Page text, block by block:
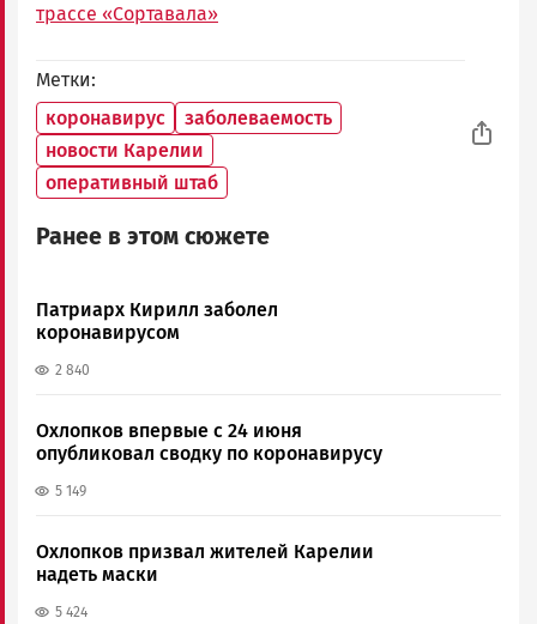
трассе «Сортавала»
Метки
коронавирус
заболеваемость
новости Карелии
оперативный штаб
Ранее в этом сюжете
Патриарх Кирилл заболел
коронавирусом
2 840
Охлопков впервые с 24 июня
опубликовал сводку по коронавирусу
5 149
Охлопков призвал жителей Карелии
надеть маски
5 424